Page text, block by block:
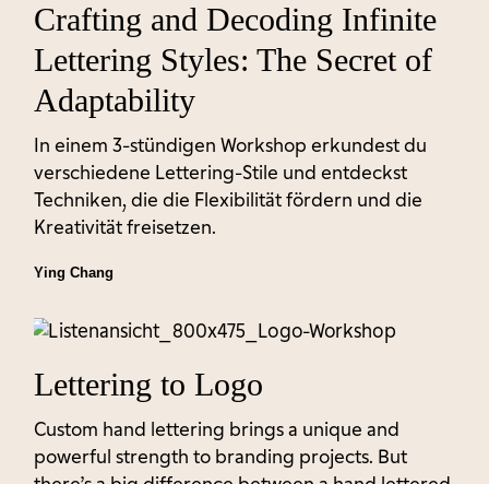
Crafting and Decoding Infinite
Lettering Styles: The Secret of
Adaptability
In einem 3-stündigen Workshop erkundest du
verschiedene Lettering-Stile und entdeckst
Techniken, die die Flexibilität fördern und die
Kreativität freisetzen.
Ying Chang
Lettering to Logo
Custom hand lettering brings a unique and
powerful strength to branding projects. But